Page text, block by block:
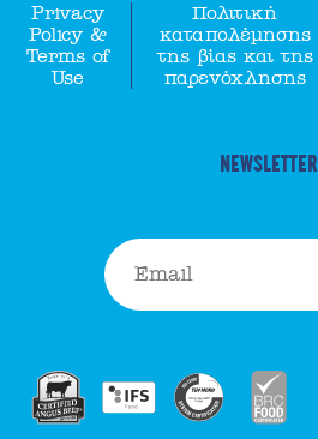
Privacy
Policy &
Terms of
Use
Πολιτική
καταπολέμησης
της βίας και της
παρενόχλησης
NEWSLETTER